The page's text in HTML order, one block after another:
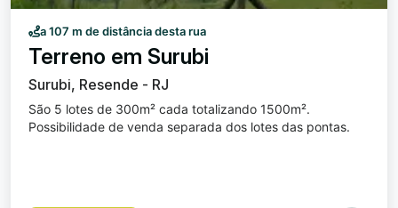
a 107 m de distância desta rua
Terreno em Surubi
Surubi, Resende - RJ
São 5 lotes de 300m² cada totalizando 1500m².
Possibilidade de venda separada dos lotes das pontas.